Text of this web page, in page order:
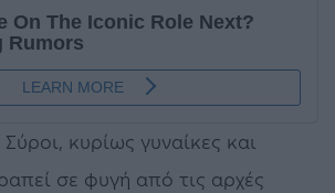
κυρίως γυναίκες και
σε φυγή από τις αρχές